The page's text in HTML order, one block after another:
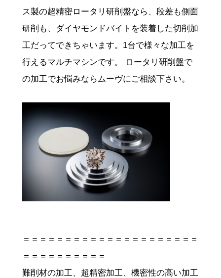
ス製の超精密ロータリ研削盤なら、段差も側面
研削も、ダイヤモンドバイトを装着した切削加
工だってできちゃいます。1台で様々な加工を
行えるマルチマシンです。 ロータリ研削盤で
の加工でお悩みならムーヴにご相談下さい。
＝＝＝＝＝＝＝＝＝＝＝＝＝＝＝＝＝＝＝＝＝
＝＝＝＝＝＝＝＝＝＝
難削材の加工、超精密加工、機密性の高い加工